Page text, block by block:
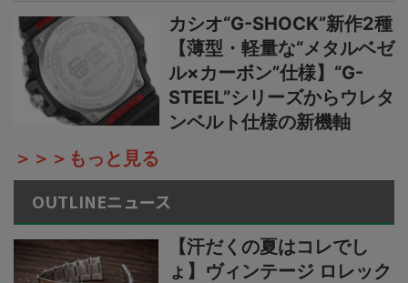
カシオ“G-SHOCK”新作2種
【薄型・軽量な“メタルベゼ
ル×カーボン”仕様】“G-
STEEL”シリーズからウレタ
ンベルト仕様の新機軸
＞＞＞もっと見る
OUTLINEニュース
【汗だくの夏はコレでし
ょ】ヴィンテージ ロレック